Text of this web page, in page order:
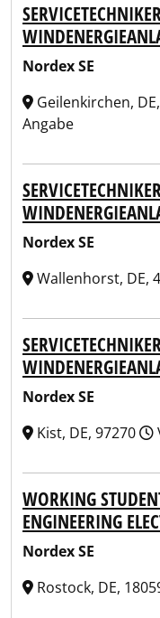
Nordex SE
Geilenkirchen,
Angabe
Nordex SE
Wallenhorst, DE,
Nordex SE
Kist, DE, 97270
WORKING
ENGINEERING
Nordex SE
Rostock, DE,